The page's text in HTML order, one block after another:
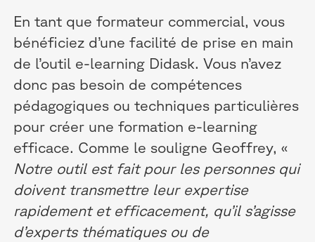
En tant que formateur commercial, vous
bénéficiez d’une facilité de prise en main
de l’outil e-learning Didask. Vous n’avez
donc pas besoin de compétences
pédagogiques ou techniques particulières
pour créer une formation e-learning
efficace. Comme le souligne Geoffrey, «
Notre outil est fait pour les personnes qui
doivent transmettre leur expertise
rapidement et efficacement, qu’il s’agisse
d’experts thématiques ou de